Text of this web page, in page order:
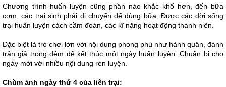
Chương trình huấn luyện cũng phần nào khắc khổ hơn, đến bữa
cơm, các trại sinh phải di chuyển để dùng bữa. Được các đời sống
trại huấn luyện cách cầm đoàn, các kĩ năng hoạt động thanh niên.
Đặc biệt là trò chơi lớn với nội dung phong phú như hành quân, đánh
trận giả trong đêm để kết thúc một ngày huấn luyện. Chuẩn bị cho
ngày mới với nhiều nội dung rèn luyện.
Chùm ảnh ngày thứ 4 của liên trại: